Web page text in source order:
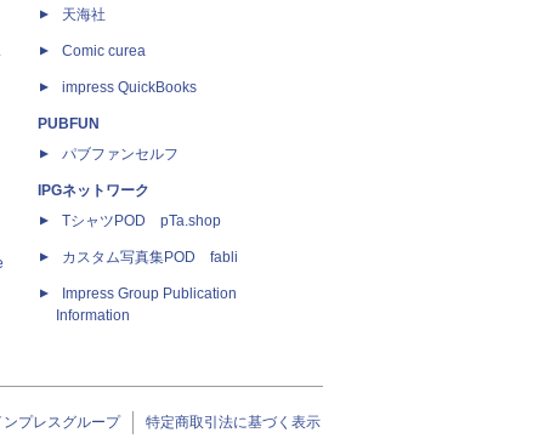
天海社
Comic curea
impress QuickBooks
PUBFUN
パブファンセルフ
IPGネットワーク
TシャツPOD pTa.shop
カスタム写真集POD fabli
Impress Group Publication
Information
ンプレスグループ 特定商取引法に基づく表示